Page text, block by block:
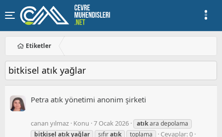
Etiketler
bitkisel atık yağlar
Petra atık yönetimi anonim şirketi
canan yılmaz Konu 7 Ocak 2026 atıkara depolama
bitkisel atıkyağlar sıfıratık toplama
Cevaplar: 0